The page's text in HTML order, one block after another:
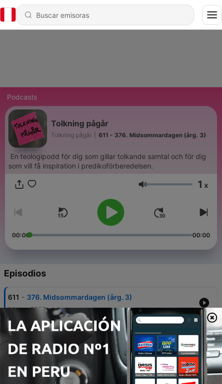
Podcasts
Tolkning pågår
Tolkning pågår 611 - 376. Midsommardagen (årg. 3)
En teologipodd för dig som gillar tolkande samtal och för dig
som vill få inspiration i predikoförberedelsen.
Volumen 1 x
00:00 00:00
Episodios
611 - 376. Midsommardagen (årg. 3)
14 jun. 2026
610 - 375. 2a söndagen efter trefaldighet
374. 1a söndagen efter trefaldighet (årg. 3)
31 mayo 2026